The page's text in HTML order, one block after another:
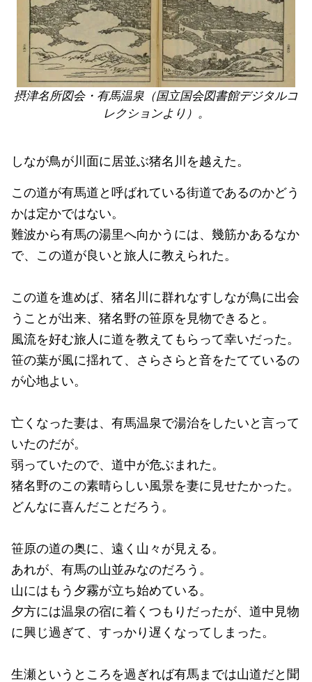
摂津名所図会・有馬温泉（国立国会図書館デジタルコ
レクションより）。
しなが鳥が川面に居並ぶ猪名川を越えた。
この道が有馬道と呼ばれている街道であるのかどう
かは定かではない。
難波から有馬の湯里へ向かうには、幾筋かあるなか
で、この道が良いと旅人に教えられた。
この道を進めば、猪名川に群れなすしなが鳥に出会
うことが出来、猪名野の笹原を見物できると。
風流を好む旅人に道を教えてもらって幸いだった。
笹の葉が風に揺れて、さらさらと音をたてているの
が心地よい。
亡くなった妻は、有馬温泉で湯治をしたいと言って
いたのだが。
弱っていたので、道中が危ぶまれた。
猪名野のこの素晴らしい風景を妻に見せたかった。
どんなに喜んだことだろう。
笹原の道の奥に、遠く山々が見える。
あれが、有馬の山並みなのだろう。
山にはもう夕霧が立ち始めている。
夕方には温泉の宿に着くつもりだったが、道中見物
に興じ過ぎて、すっかり遅くなってしまった。
生瀬というところを過ぎれば有馬までは山道だと聞